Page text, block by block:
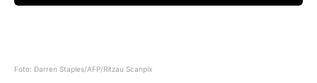
Foto: Darren Staples/AFP/Ritzau Scanpix